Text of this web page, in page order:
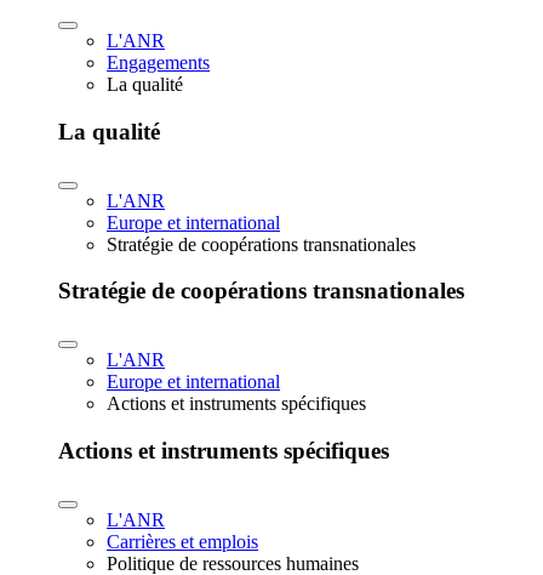
L'ANR
Engagements
La qualité
La qualité
L'ANR
Europe et international
Stratégie de coopérations transnationales
Stratégie de coopérations transnationales
L'ANR
Europe et international
Actions et instruments spécifiques
Actions et instruments spécifiques
L'ANR
Carrières et emplois
Politique de ressources humaines